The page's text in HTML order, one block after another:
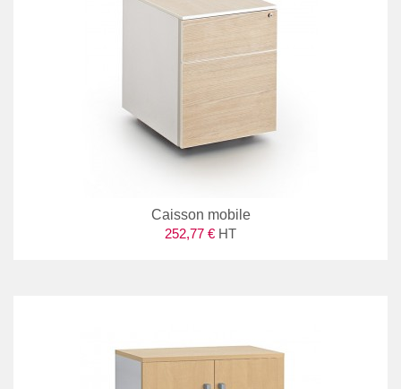
Caisson mobile
252,77 € HT